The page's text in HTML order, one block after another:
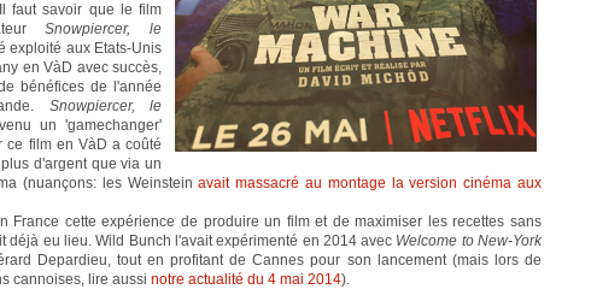
faut savoir que le film
Snowpiercer, le
exploité aux Etats-Unis
en VàD avec succès,
bénéfices de l'année
Snowpiercer, le
un 'gamechanger'
ce film en VàD a coûté
d'argent que via un
(nuançons: les Weinsteinavait massacré au montage la version cinéma aux
France cette expérience de produire un film et de maximiser les recettes sans
déjà eu lieu. Wild Bunch l'avait expérimenté en 2014 avec Welcome to New-York
Depardieu, tout en profitant de Cannes pour son lancement (mais lors de
cannoises, lire aussi notre actualité du 4 mai 2014).